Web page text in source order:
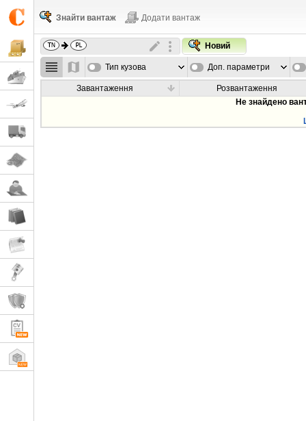
Знайти вантаж Додати вантаж
Новий
Тип кузова Доп. параметри
Завантаження
Розвантаження
Не знайдено